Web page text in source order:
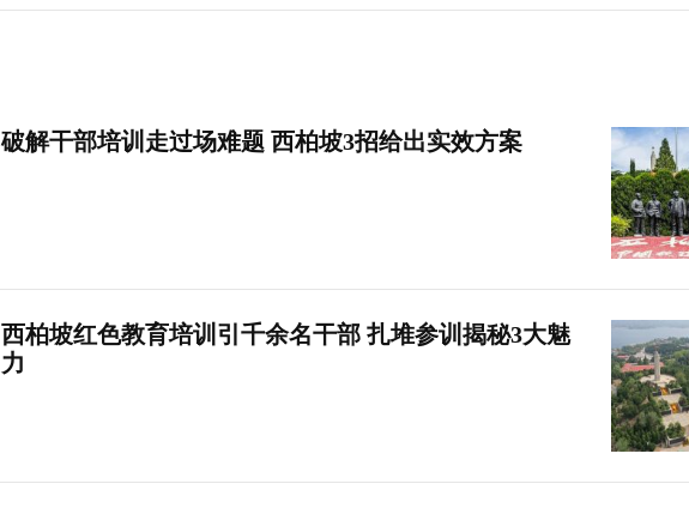
破解干部培训走过场难题 西柏坡3招给出实效方案
西柏坡红色教育培训引千余名干部 扎堆参训揭秘3大魅
力